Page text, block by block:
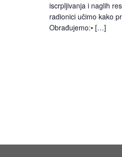
iscrpljivanja i naglih
radionici učimo kako
Obrađujemo:• […]